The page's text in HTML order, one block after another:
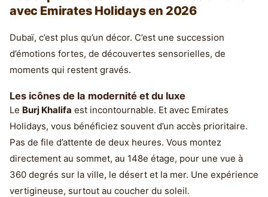
avec Emirates Holidays en 2026
Dubaï, c’est plus qu’un décor. C’est une succession
d’émotions fortes, de découvertes sensorielles, de
moments qui restent gravés.
Les icônes de la modernité et du luxe
Le Burj Khalifa est incontournable. Et avec Emirates
Holidays, vous bénéficiez souvent d’un accès prioritaire.
Pas de file d’attente de deux heures. Vous montez
directement au sommet, au 148e étage, pour une vue à
360 degrés sur la ville, le désert et la mer. Une expérience
vertigineuse, surtout au coucher du soleil.